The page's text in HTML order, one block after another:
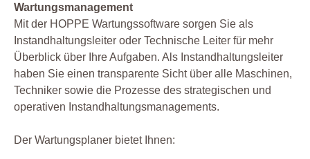
Wartungsmanagement
Mit der HOPPE Wartungssoftware sorgen Sie als
Instandhaltungsleiter oder Technische Leiter für mehr
Überblick über Ihre Aufgaben. Als Instandhaltungsleiter
haben Sie einen transparente Sicht über alle Maschinen,
Techniker sowie die Prozesse des strategischen und
operativen Instandhaltungsmanagements.
Der Wartungsplaner bietet Ihnen: